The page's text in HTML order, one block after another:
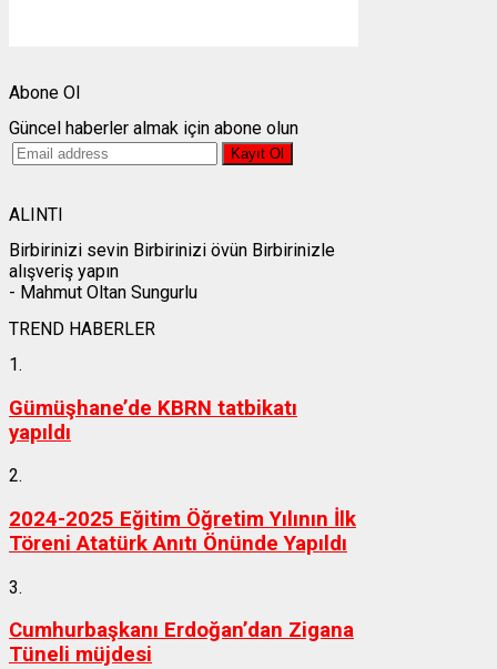
Abone Ol
Güncel haberler almak için abone olun
ALINTI
Birbirinizi sevin Birbirinizi övün Birbirinizle
alışveriş yapın
- Mahmut Oltan Sungurlu
TREND HABERLER
1.
Gümüşhane’de KBRN tatbikatı
yapıldı
2.
2024-2025 Eğitim Öğretim Yılının İlk
Töreni Atatürk Anıtı Önünde Yapıldı
3.
Cumhurbaşkanı Erdoğan’dan Zigana
Tüneli müjdesi